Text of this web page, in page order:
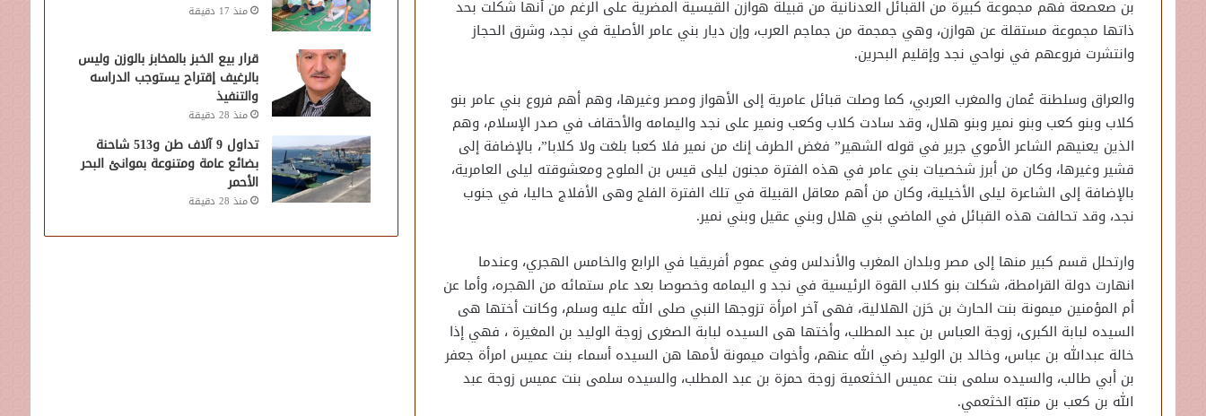
بن صعصعة فهم مجموعة كبيرة من القبائل العدنانية من قبيلة هوازن القيسية المضرية على الرغم من أنها شكلت بحد
ذاتها مجموعة مستقلة عن هوازن، وهي جمجمة من جماجم العرب، وإن ديار بني عامر الأصلية في نجد، وشرق الحجاز
وانتشرت فروعهم في نواحي نجد وإقليم البحرين.
والعراق وسلطنة عُمان والمغرب العربي، كما وصلت قبائل عامرية إلى الأهواز ومصر وغيرها، وهم أهم فروع بني عامر بنو
كلاب وبنو كعب وبنو نمير وبنو هلال، وقد سادت كلاب وكعب ونمير على نجد واليمامه والأحقاف في صدر الإسلام، وهم
الذين يعنيهم الشاعر الأموي جرير في قوله الشهير” فغض الطرف إنك من نمير فلا كعبا بلغت ولا كلابا”، بالإضافة إلى
قشير وغيرها، وكان من أبرز شخصيات بني عامر في هذه الفترة مجنون ليلى قيس بن الملوح ومعشوقته ليلى العامرية،
بالإضافة إلى الشاعرة ليلى الأخيلية، وكان من أهم معاقل القبيلة في تلك الفترة الفلج وهى الأفلاج حاليا، في جنوب
نجد، وقد تحالفت هذه القبائل في الماضي بني هلال وبني عقيل وبني نمير.
وارتحلل قسم كبير منها إلى مصر وبلدان المغرب والأندلس وفي عموم أفريقيا في الرابع والخامس الهجري، وعندما
انهارت دولة القرامطة، شكلت بنو كلاب القوة الرئيسية في نجد و اليمامه وخصوصا بعد عام ستمائه من الهجره، وأما عن
أم المؤمنين ميمونة بنت الحارث بن حَزن الهلالية، فهى آخر امرأة تزوجها النبي صلى الله عليه وسلم، وكانت أختها هى
السيده لبابة الكبرى، زوجة العباس بن عبد المطلب، وأختها هى السيده لبابة الصغرى زوجة الوليد بن المغيرة ، فهي إذا
خالة عبدالله بن عباس، وخالد بن الوليد رضي الله عنهم، وأخوات ميمونة لأمها هن السيده أسماء بنت عميس امرأة جعفر
بن أبي طالب، والسيده سلمى بنت عميس الخثعمية زوجة حمزة بن عبد المطلب، والسيده سلمى بنت عميس زوجة عبد
الله بن كعب بن منبّه الخثعمي.
منذ 17 دقيقة
قرار بيع الخبز بالمخابز بالوزن وليس
بالرغيف إقتراح يستوجب الدراسه
والتنفيذ
منذ 28 دقيقة
تداول 9 آلاف طن و513 شاحنة
بضائع عامة ومتنوعة بموانئ البحر
الأحمر
منذ 28 دقيقة